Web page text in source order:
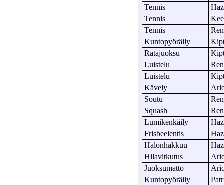
Tennis
Tennis
Tennis
Kuntopyöräily
Ratajuoksu
Luistelu
Luistelu
Kävely
Soutu
Squash
Lumikenkäily
Frisbeelentis
Halonhakkuu
Hilavitkutus
Juoksumatto
Kuntopyöräily